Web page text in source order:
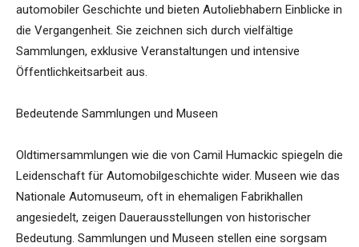
automobiler Geschichte und bieten Autoliebhabern Einblicke in
die Vergangenheit. Sie zeichnen sich durch vielfältige
Sammlungen, exklusive Veranstaltungen und intensive
Öffentlichkeitsarbeit aus.
Bedeutende Sammlungen und Museen
Oldtimersammlungen wie die von Camil Humackic spiegeln die
Leidenschaft für Automobilgeschichte wider. Museen wie das
Nationale Automuseum, oft in ehemaligen Fabrikhallen
angesiedelt, zeigen Dauerausstellungen von historischer
Bedeutung. Sammlungen und Museen stellen eine sorgsam